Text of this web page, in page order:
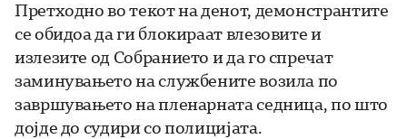
Претходно во текот на денот, демонстрантите
се обидоа да ги блокираат влезовите и
излезите од Собранието и да го спречат
заминувањето на службените возила по
завршувањето на пленарната седница, по што
дојде до судири со полицијата.